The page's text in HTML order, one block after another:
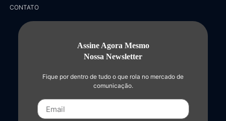
CONTATO
Assine Agora Mesmo
Nossa Newsletter
Fique por dentro de tudo o que rola no mercado de
comunicação.